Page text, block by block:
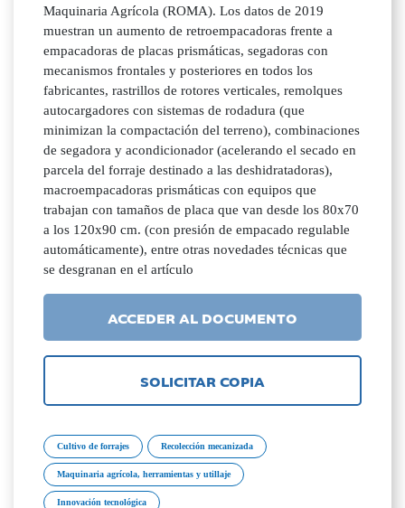
Maquinaria Agrícola (ROMA). Los datos de 2019
muestran un aumento de retroempacadoras frente a
empacadoras de placas prismáticas, segadoras con
mecanismos frontales y posteriores en todos los
fabricantes, rastrillos de rotores verticales, remolques
autocargadores con sistemas de rodadura (que
minimizan la compactación del terreno), combinaciones
de segadora y acondicionador (acelerando el secado en
parcela del forraje destinado a las deshidratadoras),
macroempacadoras prismáticas con equipos que
trabajan con tamaños de placa que van desde los 80x70
a los 120x90 cm. (con presión de empacado regulable
automáticamente), entre otras novedades técnicas que
se desgranan en el artículo
ACCEDER AL DOCUMENTO
SOLICITAR COPIA
Cultivo de forrajes Recolección mecanizada
Maquinaria agrícola, herramientas y utillaje
Innovación tecnológica